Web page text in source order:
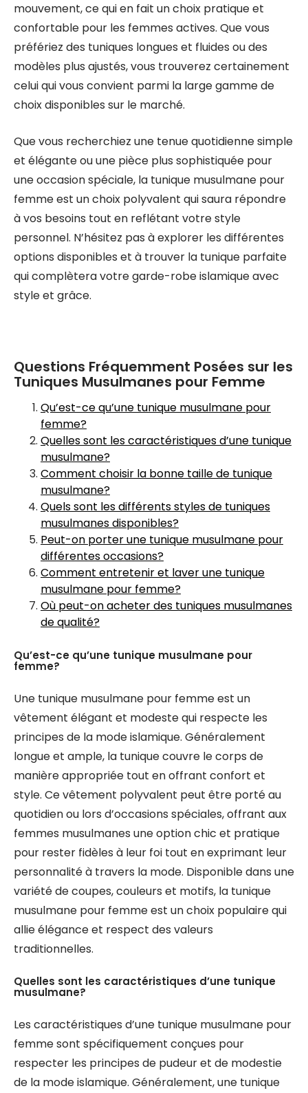
mouvement, ce qui en fait un choix pratique et
confortable pour les femmes actives. Que vous
préfériez des tuniques longues et fluides ou des
modèles plus ajustés, vous trouverez certainement
celui qui vous convient parmi la large gamme de
choix disponibles sur le marché.
Que vous recherchiez une tenue quotidienne simple
et élégante ou une pièce plus sophistiquée pour
une occasion spéciale, la tunique musulmane pour
femme est un choix polyvalent qui saura répondre
à vos besoins tout en reflétant votre style
personnel. N’hésitez pas à explorer les différentes
options disponibles et à trouver la tunique parfaite
qui complètera votre garde-robe islamique avec
style et grâce.
Questions Fréquemment Posées sur les
Tuniques Musulmanes pour Femme
Qu’est-ce qu’une tunique musulmane pour
femme?
Quelles sont les caractéristiques d’une tunique
musulmane?
Comment choisir la bonne taille de tunique
musulmane?
Quels sont les différents styles de tuniques
musulmanes disponibles?
Peut-on porter une tunique musulmane pour
différentes occasions?
Comment entretenir et laver une tunique
musulmane pour femme?
Où peut-on acheter des tuniques musulmanes
de qualité?
Qu’est-ce qu’une tunique musulmane pour
femme?
Une tunique musulmane pour femme est un
vêtement élégant et modeste qui respecte les
principes de la mode islamique. Généralement
longue et ample, la tunique couvre le corps de
manière appropriée tout en offrant confort et
style. Ce vêtement polyvalent peut être porté au
quotidien ou lors d’occasions spéciales, offrant aux
femmes musulmanes une option chic et pratique
pour rester fidèles à leur foi tout en exprimant leur
personnalité à travers la mode. Disponible dans une
variété de coupes, couleurs et motifs, la tunique
musulmane pour femme est un choix populaire qui
allie élégance et respect des valeurs
traditionnelles.
Quelles sont les caractéristiques d’une tunique
musulmane?
Les caractéristiques d’une tunique musulmane pour
femme sont spécifiquement conçues pour
respecter les principes de pudeur et de modestie
de la mode islamique. Généralement, une tunique